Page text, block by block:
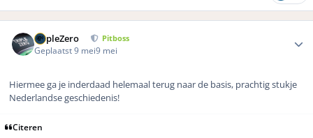
TripleZero Pitboss
Geplaatst9 mei9 mei
Hiermee ga je inderdaad helemaal terug naar de basis, prachtig stukje
Nederlandse geschiedenis!
Citeren